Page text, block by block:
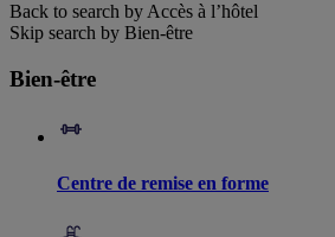
Back to search by Accès à l’hôtel
Skip search by Bien-être
Bien-être
Centre de remise en forme